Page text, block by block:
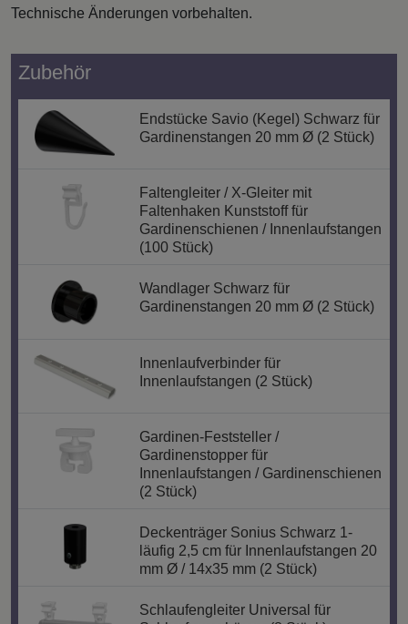
Technische Änderungen vorbehalten.
Zubehör
Endstücke Savio (Kegel) Schwarz für
Gardinenstangen 20 mm Ø (2 Stück)
Faltengleiter / X-Gleiter mit
Faltenhaken Kunststoff für
Gardinenschienen / Innenlaufstangen
(100 Stück)
Wandlager Schwarz für
Gardinenstangen 20 mm Ø (2 Stück)
Innenlaufverbinder für
Innenlaufstangen (2 Stück)
Gardinen-Feststeller /
Gardinenstopper für
Innenlaufstangen / Gardinenschienen
(2 Stück)
Deckenträger Sonius Schwarz 1-
läufig 2,5 cm für Innenlaufstangen 20
mm Ø / 14x35 mm (2 Stück)
Schlaufengleiter Universal für